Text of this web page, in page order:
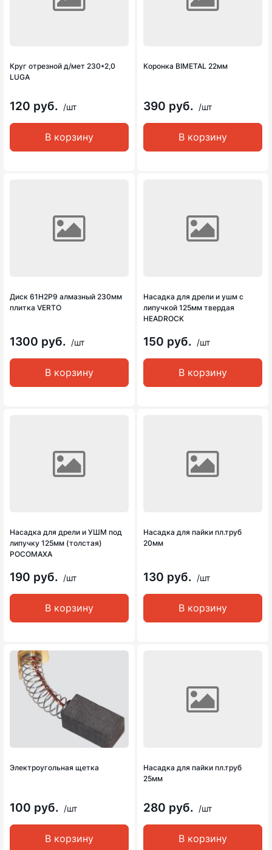
Круг отрезной д/мет 230*2,0
LUGA
120 руб. /шт
В корзину
Коронка BIMETAL 22мм
390 руб. /шт
В корзину
Диск 61Н2Р9 алмазный 230мм
плитка VERTO
1300 руб. /шт
В корзину
Насадка для дрели и ушм с
липучкой 125мм твердая
HEADROCK
150 руб. /шт
В корзину
Насадка для дрели и УШМ под
липучку 125мм (толстая)
РОСОМАХА
190 руб. /шт
В корзину
Насадка для пайки пл.труб
20мм
130 руб. /шт
В корзину
Электроугольная щетка
100 руб. /шт
В корзину
Насадка для пайки пл.труб
25мм
280 руб. /шт
В корзину